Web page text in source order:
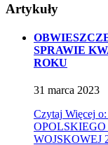
Artykuły
SPRAWIE
ROKU
31 marca 2023
Czytaj Więcej
WOJSKOWEJ